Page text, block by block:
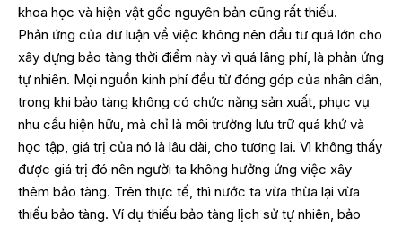
khoa học và hiện vật gốc nguyên bản cũng rất thiếu.
Phản ứng của dư luận về việc không nên đầu tư quá lớn cho
xây dựng bảo tàng thời điểm này vì quá lãng phí, là phản ứng
tự nhiên. Mọi nguồn kinh phí đều từ đóng góp của nhân dân,
trong khi bảo tàng không có chức năng sản xuất, phục vụ
nhu cầu hiện hữu, mà chỉ là môi trường lưu trữ quá khứ và
học tập, giá trị của nó là lâu dài, cho tương lai. Vì không thấy
được giá trị đó nên người ta không hưởng ứng việc xây
thêm bảo tàng. Trên thực tế, thì nước ta vừa thừa lại vừa
thiếu bảo tàng. Ví dụ thiếu bảo tàng lịch sử tự nhiên, bảo